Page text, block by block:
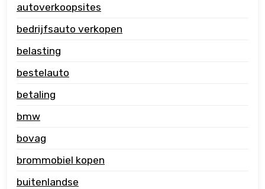
autoverkoopsites
bedrijfsauto verkopen
belasting
bestelauto
betaling
bmw
bovag
brommobiel kopen
buitenlandse